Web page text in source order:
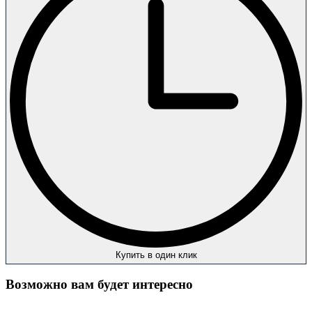
Купить в один клик
Возможно вам будет интересно